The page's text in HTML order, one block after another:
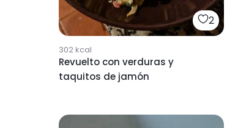
2
302kcal
Revuelto con verduras y
taquitos de jamón